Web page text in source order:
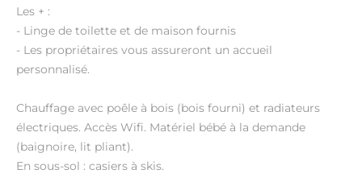
Les + :
- Linge de toilette et de maison fournis
- Les propriétaires vous assureront un accueil
personnalisé.
Chauffage avec poêle à bois (bois fourni) et radiateurs
électriques. Accès Wifi. Matériel bébé à la demande
(baignoire, lit pliant).
En sous-sol : casiers à skis.